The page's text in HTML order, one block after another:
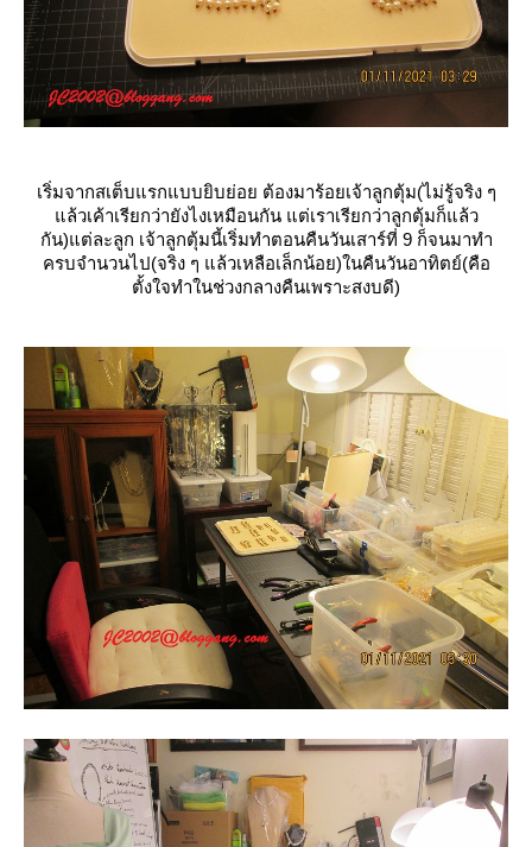
เริ่มจากสเต็บแรกแบบยิบย่อย ต้องมาร้อยเจ้าลูกตุ้ม(ไม่รู้จริง ๆ
ล้วเค้าเรียกว่ายังไงเหมือนกัน แต่เราเรียกว่าลูกตุ้มก็แล้ว
กัน)แต่ละลูก เจ้าลูกตุ้มนี้เริ่มทำตอนคืนวันเสาร์ที่ 9 ก็จนมาทำ
ครบจำนวนไป(จริง ๆ แล้วเหลือเล็กน้อย)ในคืนวันอาทิตย์(คือ
ตั้งใจทำในช่วงกลางคืนเพราะสงบดี)